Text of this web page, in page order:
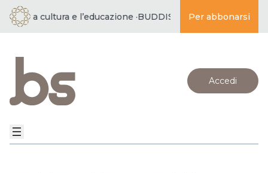
la cultura e l’educazione ·BUDDISMO E SOCIETÀ | per la
Per abbonarsi
Accedi